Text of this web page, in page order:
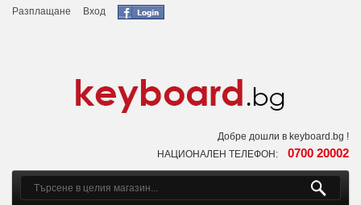
Разплащане
Вход
Добре дошли в keyboard.bg !
НАЦИОНАЛЕН ТЕЛЕФОН: 0700 20002